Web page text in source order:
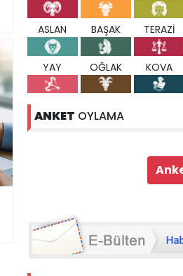
ASLAN BAŞAK TERAZİ
YAY OĞLAK KOVA
ANKET OYLAMA